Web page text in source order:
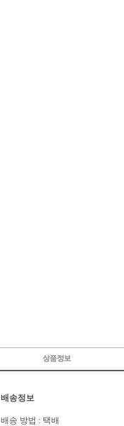
배송정보
배송 방법 : 택배